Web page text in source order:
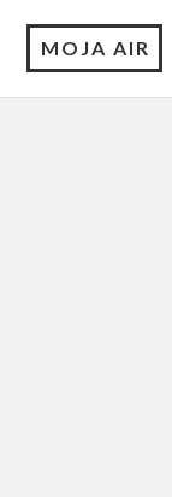
MOJA AIR